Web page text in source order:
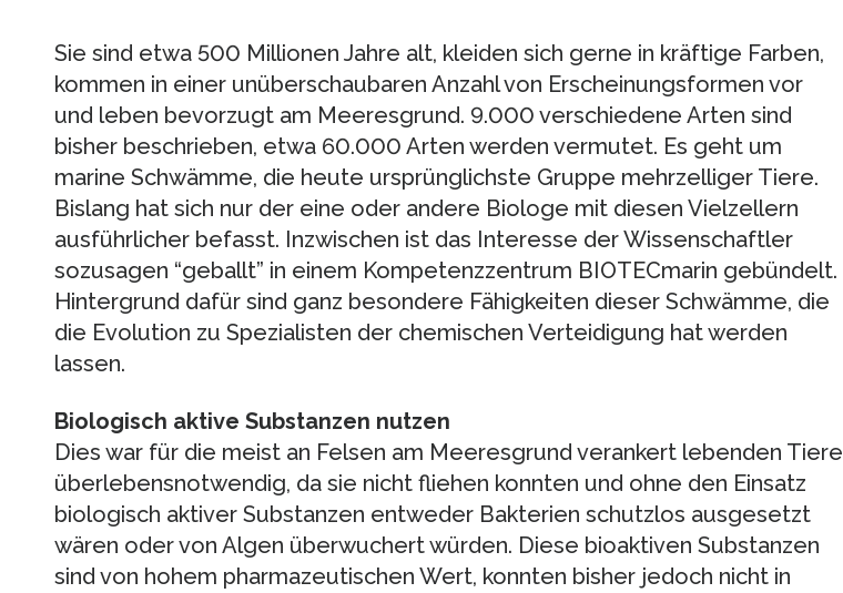
Sie sind etwa 500 Millionen Jahre alt, kleiden sich gerne in kräftige Farben,
kommen in einer unüberschaubaren Anzahl von Erscheinungsformen vor
und leben bevorzugt am Meeresgrund. 9.000 verschiedene Arten sind
bisher beschrieben, etwa 60.000 Arten werden vermutet. Es geht um
marine Schwämme, die heute ursprünglichste Gruppe mehrzelliger Tiere.
Bislang hat sich nur der eine oder andere Biologe mit diesen Vielzellern
ausführlicher befasst. Inzwischen ist das Interesse der Wissenschaftler
sozusagen “geballt” in einem Kompetenzzentrum BIOTECmarin gebündelt.
Hintergrund dafür sind ganz besondere Fähigkeiten dieser Schwämme, die
die Evolution zu Spezialisten der chemischen Verteidigung hat werden
lassen.
Biologisch aktive Substanzen nutzen
Dies war für die meist an Felsen am Meeresgrund verankert lebenden Tiere
überlebensnotwendig, da sie nicht fliehen konnten und ohne den Einsatz
biologisch aktiver Substanzen entweder Bakterien schutzlos ausgesetzt
wären oder von Algen überwuchert würden. Diese bioaktiven Substanzen
sind von hohem pharmazeutischen Wert, konnten bisher jedoch nicht in